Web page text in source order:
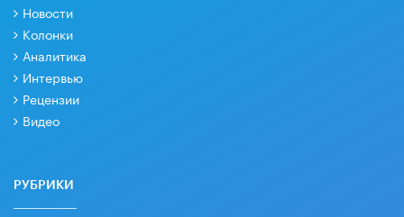
Новости
Колонки
Аналитика
Интервью
Рецензии
Видео
РУБРИКИ